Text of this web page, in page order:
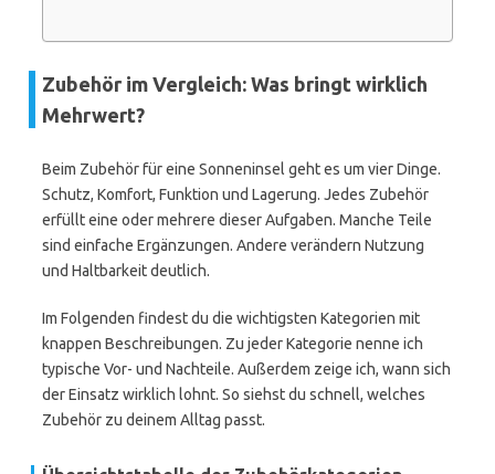
Zubehör im Vergleich: Was bringt wirklich
Mehrwert?
Beim Zubehör für eine Sonneninsel geht es um vier Dinge.
Schutz, Komfort, Funktion und Lagerung. Jedes Zubehör
erfüllt eine oder mehrere dieser Aufgaben. Manche Teile
sind einfache Ergänzungen. Andere verändern Nutzung
und Haltbarkeit deutlich.
Im Folgenden findest du die wichtigsten Kategorien mit
knappen Beschreibungen. Zu jeder Kategorie nenne ich
typische Vor- und Nachteile. Außerdem zeige ich, wann sich
der Einsatz wirklich lohnt. So siehst du schnell, welches
Zubehör zu deinem Alltag passt.